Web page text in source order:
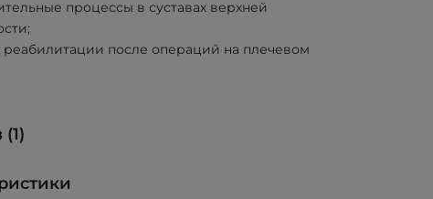
процессы в суставах верхней
после операций на плечевом